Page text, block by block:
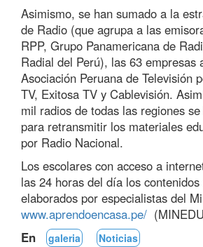
Asimismo, se han sumado a la
de Radio (que agrupa a las
RPP, Grupo Panamericana de
Radial del Perú), las 63 empresas
Asociación Peruana de Televisión
TV, Exitosa TV y Cablevisión.
mil radios de todas las regiones
para retransmitir los materiales
por Radio Nacional.
Los escolares con acceso a
las 24 horas del día los
elaborados por especialistas del
www.aprendoencasa.pe/
En
galeria Noticias